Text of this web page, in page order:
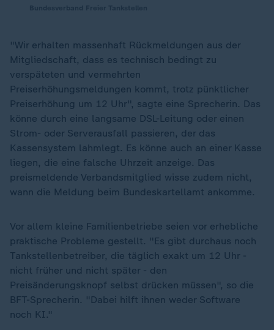
"Wir erhalten massenhaft Rückmeldungen aus der
Mitgliedschaft, dass es technisch bedingt zu
verspäteten und vermehrten
Preiserhöhungsmeldungen kommt, trotz pünktlicher
Preiserhöhung um 12 Uhr", sagte eine Sprecherin. Das
könne durch eine langsame DSL-Leitung oder einen
Strom- oder Serverausfall passieren, der das
Kassensystem lahmlegt. Es könne auch an einer Kasse
liegen, die eine falsche Uhrzeit anzeige. Das
preismeldende Verbandsmitglied wisse zudem nicht,
wann die Meldung beim Bundeskartellamt ankomme.
Vor allem kleine Familienbetriebe seien vor erhebliche
praktische Probleme gestellt. "Es gibt durchaus noch
Tankstellenbetreiber, die täglich exakt um 12 Uhr -
nicht früher und nicht später - den
Preisänderungsknopf selbst drücken müssen", so die
BFT-Sprecherin. "Dabei hilft ihnen weder Software
noch KI."